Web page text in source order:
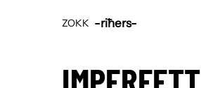
ZOKK -riħers-